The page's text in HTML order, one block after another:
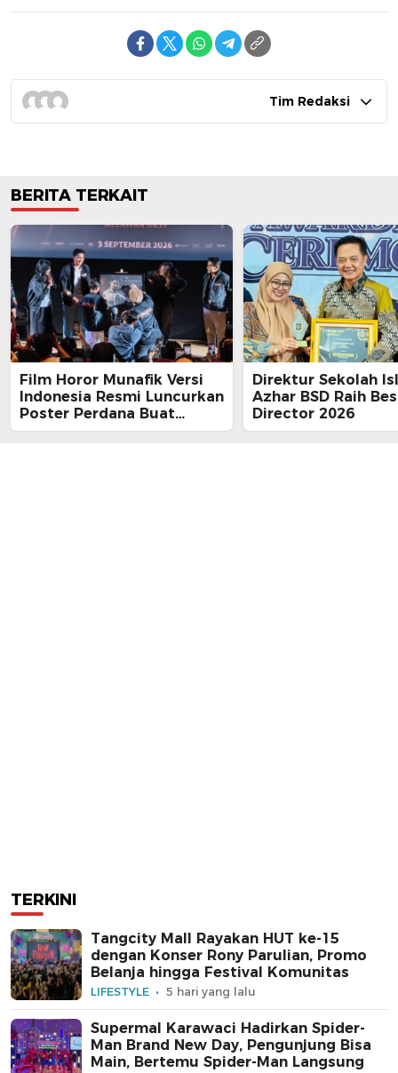
Tim Redaksi
BERITA TERKAIT
Film Horor Munafik Versi
Indonesia Resmi Luncurkan
Poster Perdana Buat
Kesan Spiritual Religi
Direktur Sekolah
Azhar BSD Raih
Director 2026
TERKINI
Tangcity Mall Rayakan HUT ke-15
dengan Konser Rony Parulian, Promo
Belanja hingga Festival Komunitas
LIFESTYLE 5 hari yang lalu
Supermal Karawaci Hadirkan Spider-
Man Brand New Day, Pengunjung Bisa
Main, Bertemu Spider-Man Langsung